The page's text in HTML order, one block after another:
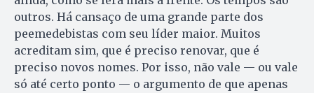
outros. Há cansaço de uma grande parte dos
peemedebistas com seu líder maior. Muitos
acreditam sim, que é preciso renovar, que é
preciso novos nomes. Por isso, não vale — ou vale
só até certo ponto — o argumento de que apenas